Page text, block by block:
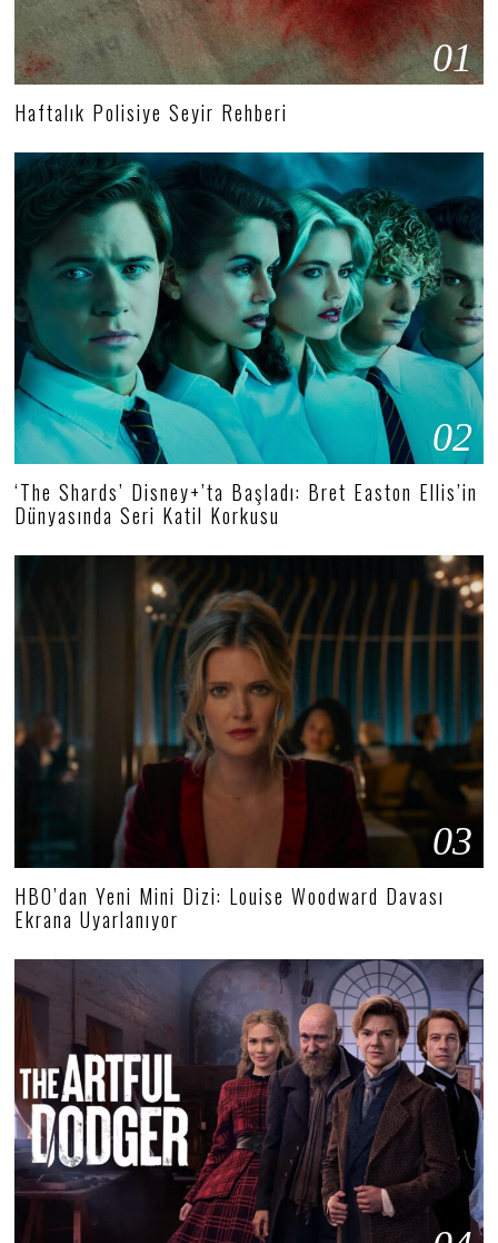
01
Haftalık Polisiye Seyir Rehberi
02
‘The Shards’ Disney+’ta Başladı: Bret Easton Ellis’in
Dünyasında Seri Katil Korkusu
03
HBO’dan Yeni Mini Dizi: Louise Woodward Davası
Ekrana Uyarlanıyor